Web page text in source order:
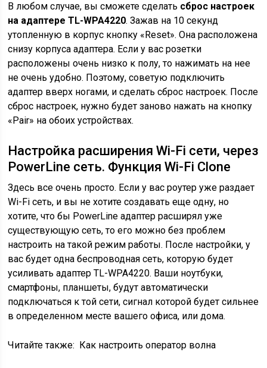
В любом случае, вы сможете сделать сброс настроек
на адаптере TL-WPA4220. Зажав на 10 секунд
утопленную в корпус кнопку «Reset». Она расположена
снизу корпуса адаптера. Если у вас розетки
расположены очень низко к полу, то нажимать на нее
не очень удобно. Поэтому, советую подключить
адаптер вверх ногами, и сделать сброс настроек. После
сброс настроек, нужно будет заново нажать на кнопку
«Pair» на обоих устройствах.
Настройка расширения Wi-Fi сети, через
PowerLine сеть. Функция Wi-Fi Clone
Здесь все очень просто. Если у вас роутер уже раздает
Wi-Fi сеть, и вы не хотите создавать еще одну, но
хотите, что бы PowerLine адаптер расширял уже
существующую сеть, то его можно без проблем
настроить на такой режим работы. После настройки, у
вас будет одна беспроводная сеть, которую будет
усиливать адаптер TL-WPA4220. Ваши ноутбуки,
смартфоны, планшеты, будут автоматически
подключаться к той сети, сигнал которой будет сильнее
в определенном месте вашего офиса, или дома.
Читайте также: Как настроить оператор волна